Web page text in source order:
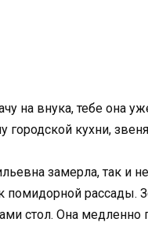
на внука, тебе она
городской кухни,
замерла, так и
помидорной рассады.
стол. Она медленно